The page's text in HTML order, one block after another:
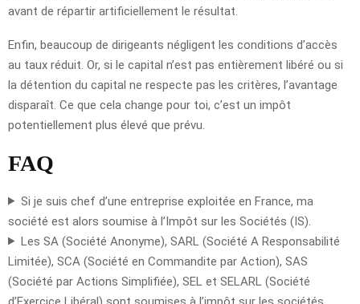
avant de répartir artificiellement le résultat.
Enfin, beaucoup de dirigeants négligent les conditions d’accès
au taux réduit. Or, si le capital n’est pas entièrement libéré ou si
la détention du capital ne respecte pas les critères, l’avantage
disparaît. Ce que cela change pour toi, c’est un impôt
potentiellement plus élevé que prévu.
FAQ
Si je suis chef d’une entreprise exploitée en France, ma
société est alors soumise à l’Impôt sur les Sociétés (IS).
Les SA (Société Anonyme), SARL (Société A Responsabilité
Limitée), SCA (Société en Commandite par Action), SAS
(Société par Actions Simplifiée), SEL et SELARL (Société